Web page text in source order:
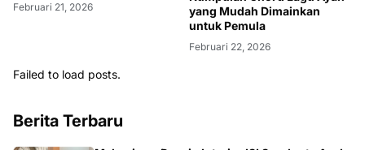
untuk Pemula
Februari 22, 2026